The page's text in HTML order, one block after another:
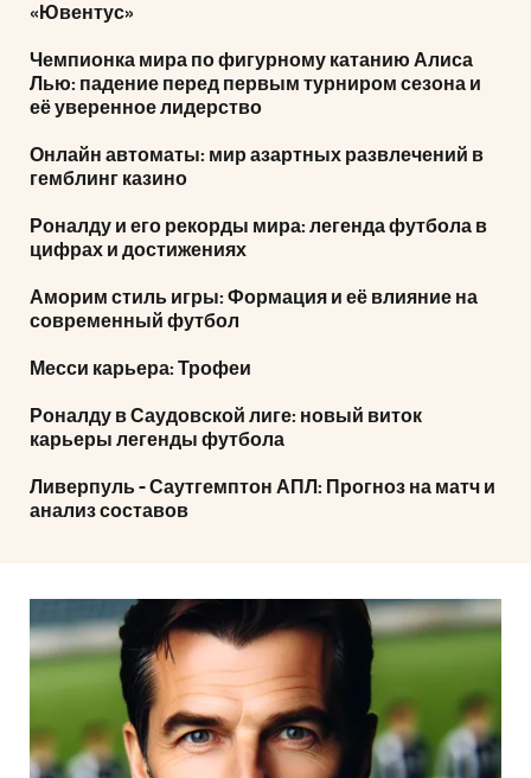
«Ювентус»
Чемпионка мира по фигурному катанию Алиса
Лью: падение перед первым турниром сезона и
её уверенное лидерство
Онлайн автоматы: мир азартных развлечений в
гемблинг казино
Роналду и его рекорды мира: легенда футбола в
цифрах и достижениях
Аморим стиль игры: Формация и её влияние на
современный футбол
Месси карьера: Трофеи
Роналду в Саудовской лиге: новый виток
карьеры легенды футбола
Ливерпуль - Саутгемптон АПЛ: Прогноз на матч и
анализ составов